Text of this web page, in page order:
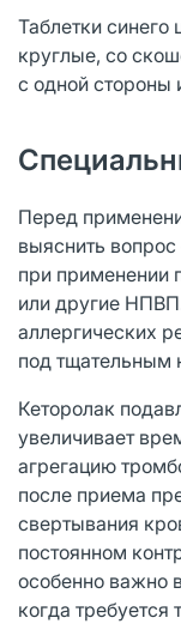
Таблетки синего
круглые, со
с одной стороны
Перед
выяснить
при применении
или другие
аллергических
под тщательным
Кеторолак
увеличивает
агрегацию
после приема
свертывания
постоянном
особенно важно
когда требуется